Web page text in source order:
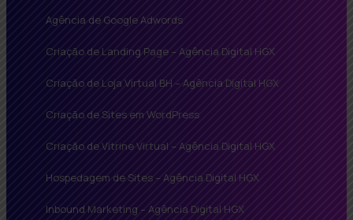
Agência de Google Adwords
Criação de Landing Page – Agência Digital HGX
Criação de Loja Virtual BH – Agência Digital HGX
Criação de Sites em WordPress
Criação de Vitrine Virtual – Agência Digital HGX
Hospedagem de Sites – Agência Digital HGX
Inbound Marketing – Agência Digital HGX